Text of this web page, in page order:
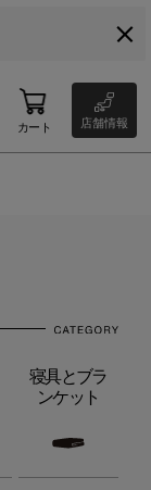
カート 店舗情報
寝具とブラ
ンケット